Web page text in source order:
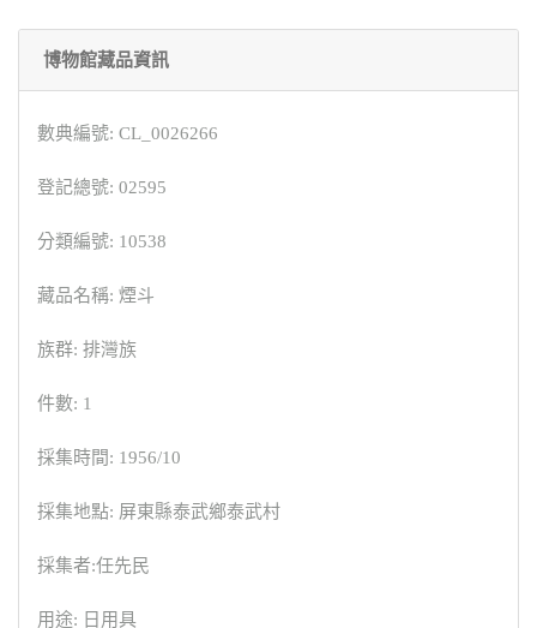
博物館藏品資訊
數典編號: CL_0026266
登記總號: 02595
分類編號: 10538
藏品名稱: 煙斗
族群: 排灣族
件數: 1
採集時間: 1956/10
採集地點: 屏東縣泰武鄉泰武村
採集者:任先民
用途: 日用具